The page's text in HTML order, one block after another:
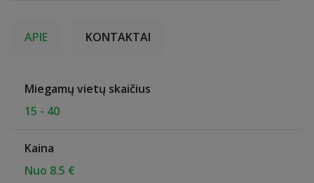
APIE KONTAKTAI
Miegamų vietų skaičius
15 - 40
Kaina
Nuo 8.5 €